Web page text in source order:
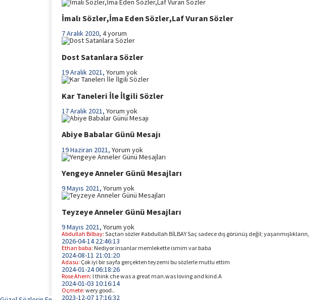
İmalı Sözler,İma Eden Sözler,Laf Vuran Sözler
7 Aralık 2020, 4 yorum
Dost Satanlara Sözler
19 Aralık 2021, Yorum yok
Kar Taneleri İle İlgili Sözler
17 Aralık 2021, Yorum yok
Abiye Babalar Günü Mesajı
19 Haziran 2021, Yorum yok
Yengeye Anneler Günü Mesajları
9 Mayıs 2021, Yorum yok
Teyzeye Anneler Günü Mesajları
9 Mayıs 2021, Yorum yok
Abdullah Bilbay: Saçtan sözler #abdullah BİLBAY Saç sadece dış görünüş değil; yaşanmışlıkların,
2026-04-14 22:46:13
Ethan baba: Nediyor insanlar memlekette ismim var baba
2024-08-11 21:01:20
Adasu: Çok iyi bir sayfa gerçekten teyzemi bu sözlerle mutlu ettim
2024-01-24 06:18:26
Rose Ahern: I think che was a great man.was loving and kind.A
2024-01-03 10:16:14
Oçmete: wery good..
2023-12-07 17:16:32